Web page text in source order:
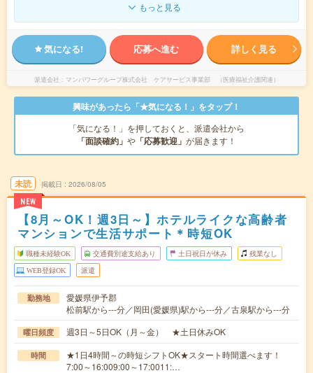
もっと見る
気になる! 応募へ進む 詳しく見る
派遣会社 マンパワーグループ株式会社 ケアサービス事業部 （医療福祉介護関連）
興味があったら「★気になる！」をタップ！
「気になる！」を押しておくと、派遣会社から
「面談確約」 や 「応募歓迎」 が届きます！
未読
NEW
掲載日 2026/08/05
【8月～OK！週3日～】ホテルライクな高齢者
マンションで生活サポート＊時短OK
職種未経験OK 交通費別途支給あり 土日祝日が休み 残業なし
WEB登録OK 派遣
勤務地
愛媛県伊予郡
松前駅から---分／岡田(愛媛県)駅から---分／古泉駅から---分
曜日頻度 週3日～5日OK（月～金） ★土日休みOK
時間
★1日4時間～の時短シフトOK★スタート時間選べます！
7:00～16:009:00～17:0011:…